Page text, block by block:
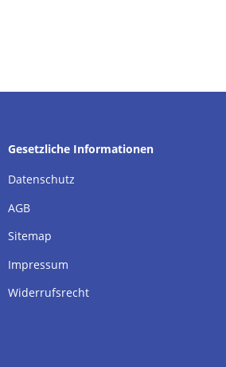
Gesetzliche Informationen
Datenschutz
AGB
Sitemap
Impressum
Widerrufsrecht